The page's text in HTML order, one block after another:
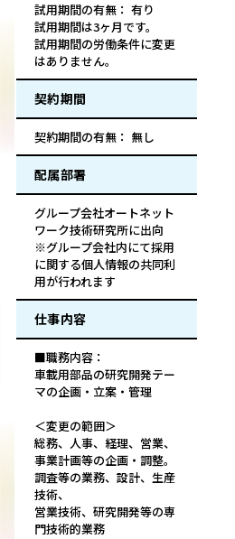
試用期間の有無： 有り
試用期間は3ヶ月です。
試用期間の労働条件に変更
はありません。
契約期間
契約期間の有無： 無し
配属部署
グループ会社オートネット
ワーク技術研究所に出向
※グループ会社内にて採用
に関する個人情報の共同利
用が行われます
仕事内容
■職務内容：
車載用部品の研究開発テー
マの企画・立案・管理
＜変更の範囲＞
総務、人事、経理、営業、
事業計画等の企画・調整。
調査等の業務、設計、生産
技術、
営業技術、研究開発等の専
門技術的業務